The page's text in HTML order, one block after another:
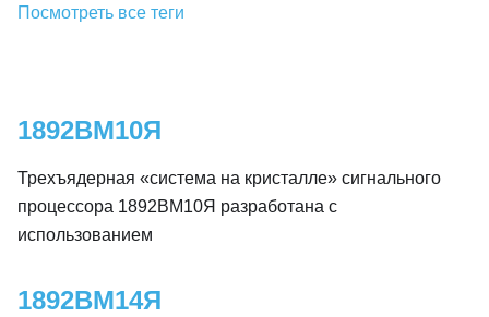
Посмотреть все теги
1892ВМ10Я
Трехъядерная «система на кристалле» сигнального
процессора 1892ВМ10Я разработана с
использованием
1892ВМ14Я